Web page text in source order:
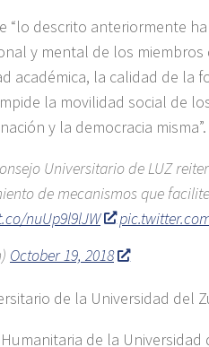
“lo descrito anteriormente
y mental de los
académica, la calidad de
la movilidad social de
y la democracia misma”.
Universitario de LUZ
de mecanismos que
nuUp9l9lJW
October 19, 2018
de la Universidad del
de la Universidad